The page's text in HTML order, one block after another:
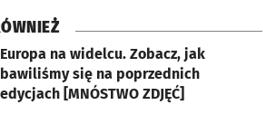
Europa na widelcu. Zobacz, jak
bawiliśmy się na poprzednich
edycjach [MNÓSTWO ZDJĘĆ]